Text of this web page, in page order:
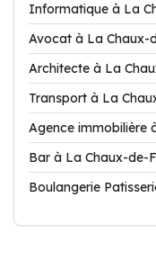
Informatique à La
Avocat à La Chaux-
Architecte à La
Transport à La
Agence immobilière
Bar à La Chaux-de-
Boulangerie